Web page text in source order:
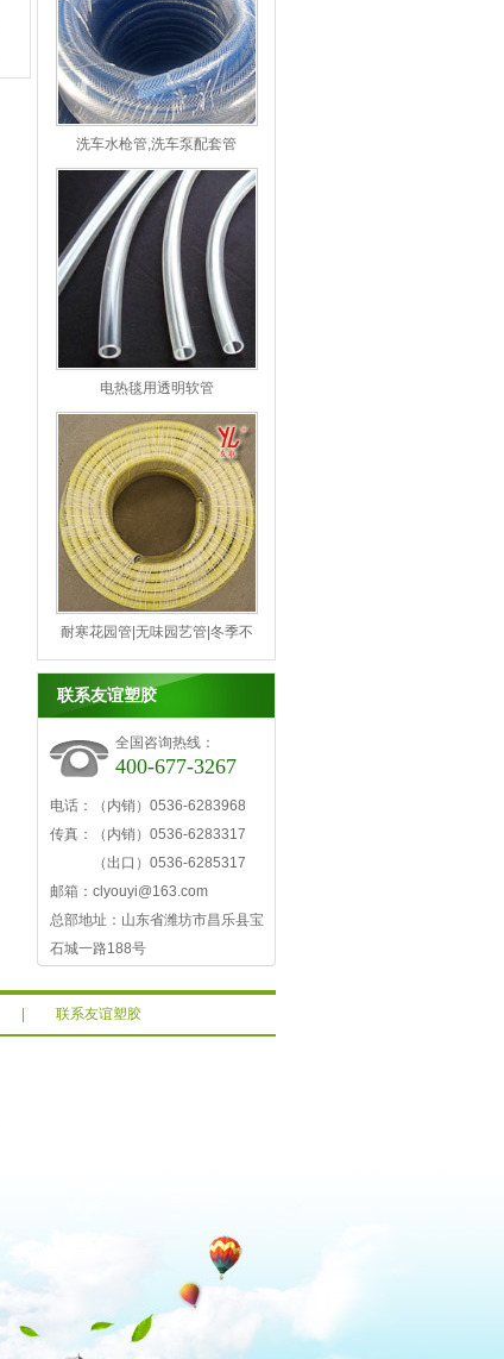
洗车水枪管,洗车泵配套管
电热毯用透明软管
耐寒花园管|无味园艺管|冬季不
变硬的花园蛇皮管
联系友谊塑胶
全国咨询热线：
400-677-3267
电话：（内销）0536-6283968
传真：（内销）0536-6283317
（出口）0536-6285317
邮箱：clyouyi@163.com
总部地址：山东省潍坊市昌乐县宝
石城一路188号
联系友谊塑胶